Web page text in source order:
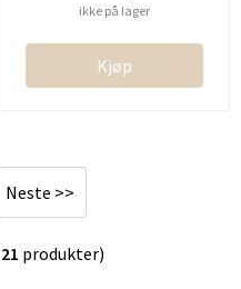
ikke på lager
Kjøp
Neste >>
21 produkter)